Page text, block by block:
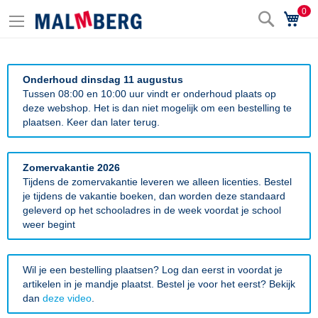
Zoek0
Onderhoud dinsdag 11 augustus
Tussen 08:00 en 10:00 uur vindt er onderhoud plaats op
deze webshop. Het is dan niet mogelijk om een bestelling te
plaatsen. Keer dan later terug.
Zomervakantie 2026
Tijdens de zomervakantie leveren we alleen licenties. Bestel
je tijdens de vakantie boeken, dan worden deze standaard
geleverd op het schooladres in de week voordat je school
weer begint
Wil je een bestelling plaatsen? Log dan eerst in voordat je
artikelen in je mandje plaatst. Bestel je voor het eerst? Bekijk
dan deze video